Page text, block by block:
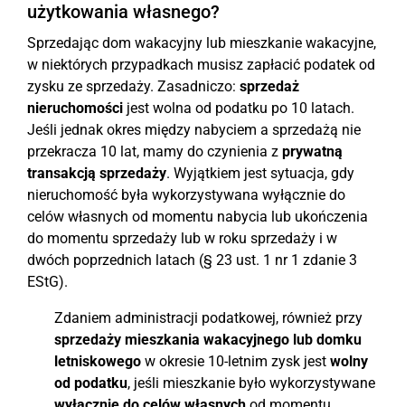
użytkowania własnego?
Sprzedając dom wakacyjny lub mieszkanie wakacyjne,
w niektórych przypadkach musisz zapłacić podatek od
zysku ze sprzedaży. Zasadniczo: sprzedaż
nieruchomości jest wolna od podatku po 10 latach.
Jeśli jednak okres między nabyciem a sprzedażą nie
przekracza 10 lat, mamy do czynienia z prywatną
transakcją sprzedaży. Wyjątkiem jest sytuacja, gdy
nieruchomość była wykorzystywana wyłącznie do
celów własnych od momentu nabycia lub ukończenia
do momentu sprzedaży lub w roku sprzedaży i w
dwóch poprzednich latach (§ 23 ust. 1 nr 1 zdanie 3
EStG).
Zdaniem administracji podatkowej, również przy
sprzedaży mieszkania wakacyjnego lub domku
letniskowego w okresie 10-letnim zysk jest wolny
od podatku, jeśli mieszkanie było wykorzystywane